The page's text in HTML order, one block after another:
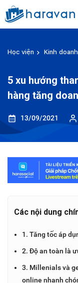
Học viện Kinh
5 xu hướng
hàng tăng
13/09/2021
Các nội dung
1. Tăng tốc áp
2. Độ an toàn là
3. Millenials và
online nhanh